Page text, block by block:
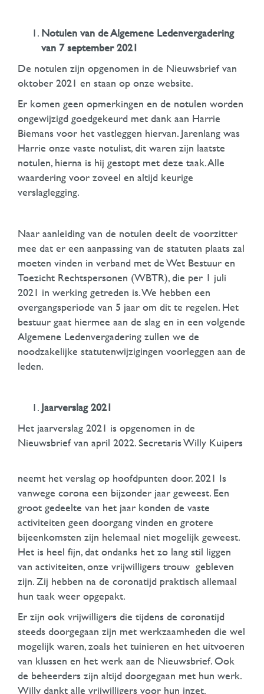
Notulen van de Algemene Ledenvergadering
van 7 september 2021
De notulen zijn opgenomen in de Nieuwsbrief van
oktober 2021 en staan op onze website.
Er komen geen opmerkingen en de notulen worden
ongewijzigd goedgekeurd met dank aan Harrie
Biemans voor het vastleggen hiervan. Jarenlang was
Harrie onze vaste notulist, dit waren zijn laatste
notulen, hierna is hij gestopt met deze taak. Alle
waardering voor zoveel en altijd keurige
verslaglegging.
Naar aanleiding van de notulen deelt de voorzitter
mee dat er een aanpassing van de statuten plaats zal
moeten vinden in verband met de Wet Bestuur en
Toezicht Rechtspersonen (WBTR), die per 1 juli
2021 in werking getreden is. We hebben een
overgangsperiode van 5 jaar om dit te regelen. Het
bestuur gaat hiermee aan de slag en in een volgende
Algemene Ledenvergadering zullen we de
noodzakelijke statutenwijzigingen voorleggen aan de
leden.
Jaarverslag 2021
Het jaarverslag 2021 is opgenomen in de
Nieuwsbrief van april 2022. Secretaris Willy Kuipers
neemt het verslag op hoofdpunten door. 2021 Is
vanwege corona een bijzonder jaar geweest. Een
groot gedeelte van het jaar konden de vaste
activiteiten geen doorgang vinden en grotere
bijeenkomsten zijn helemaal niet mogelijk geweest.
Het is heel fijn, dat ondanks het zo lang stil liggen
van activiteiten, onze vrijwilligers trouw gebleven
zijn. Zij hebben na de coronatijd praktisch allemaal
hun taak weer opgepakt.
Er zijn ook vrijwilligers die tijdens de coronatijd
steeds doorgegaan zijn met werkzaamheden die wel
mogelijk waren, zoals het tuinieren en het uitvoeren
van klussen en het werk aan de Nieuwsbrief. Ook
de beheerders zijn altijd doorgegaan met hun werk.
Willy dankt alle vrijwilligers voor hun inzet.